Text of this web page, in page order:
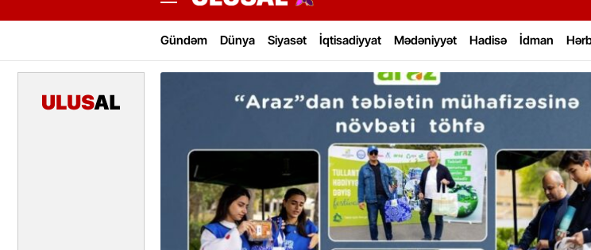
Gündəm Dünya Siyasət İqtisadiyyat Mədəniyyət Hadisə İdman